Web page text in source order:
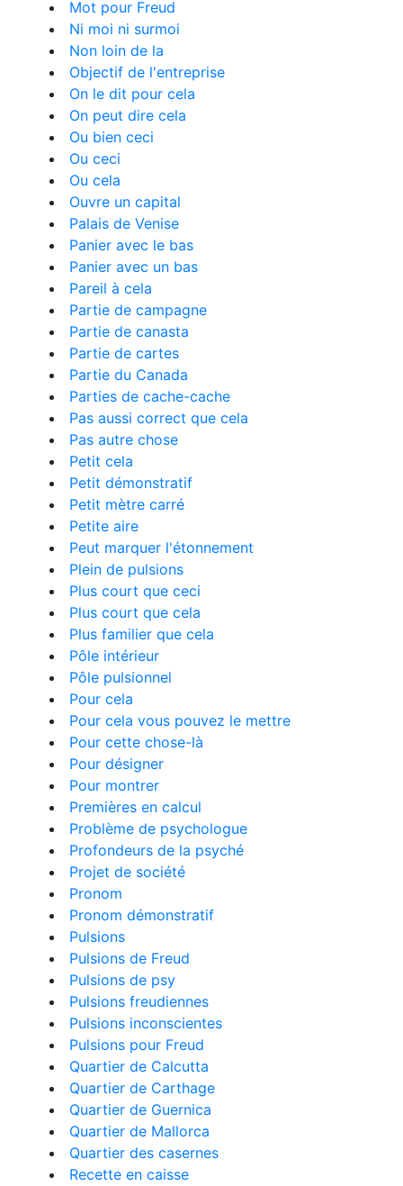
Mot pour Freud
Ni moi ni surmoi
Non loin de la
Objectif de l'entreprise
On le dit pour cela
On peut dire cela
Ou bien ceci
Ou ceci
Ou cela
Ouvre un capital
Palais de Venise
Panier avec le bas
Panier avec un bas
Pareil à cela
Partie de campagne
Partie de canasta
Partie de cartes
Partie du Canada
Parties de cache-cache
Pas aussi correct que cela
Pas autre chose
Petit cela
Petit démonstratif
Petit mètre carré
Petite aire
Peut marquer l'étonnement
Plein de pulsions
Plus court que ceci
Plus court que cela
Plus familier que cela
Pôle intérieur
Pôle pulsionnel
Pour cela
Pour cela vous pouvez le mettre
Pour cette chose-là
Pour désigner
Pour montrer
Premières en calcul
Problème de psychologue
Profondeurs de la psyché
Projet de société
Pronom
Pronom démonstratif
Pulsions
Pulsions de Freud
Pulsions de psy
Pulsions freudiennes
Pulsions inconscientes
Pulsions pour Freud
Quartier de Calcutta
Quartier de Carthage
Quartier de Guernica
Quartier de Mallorca
Quartier des casernes
Recette en caisse